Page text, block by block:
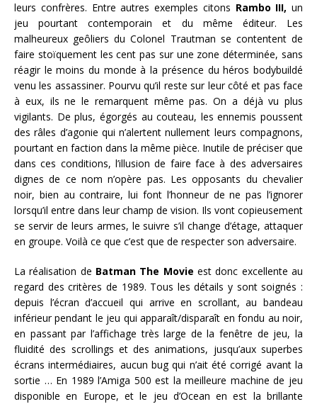
leurs confrères. Entre autres exemples citons Rambo III, un
jeu pourtant contemporain et du même éditeur. Les
malheureux geôliers du Colonel Trautman se contentent de
faire stoïquement les cent pas sur une zone déterminée, sans
réagir le moins du monde à la présence du héros bodybuildé
venu les assassiner. Pourvu qu’il reste sur leur côté et pas face
à eux, ils ne le remarquent même pas. On a déjà vu plus
vigilants. De plus, égorgés au couteau, les ennemis poussent
des râles d’agonie qui n’alertent nullement leurs compagnons,
pourtant en faction dans la même pièce. Inutile de préciser que
dans ces conditions, l’illusion de faire face à des adversaires
dignes de ce nom n’opère pas. Les opposants du chevalier
noir, bien au contraire, lui font l’honneur de ne pas l’ignorer
lorsqu’il entre dans leur champ de vision. Ils vont copieusement
se servir de leurs armes, le suivre s’il change d’étage, attaquer
en groupe. Voilà ce que c’est que de respecter son adversaire.
La réalisation de Batman The Movie est donc excellente au
regard des critères de 1989. Tous les détails y sont soignés :
depuis l’écran d’accueil qui arrive en scrollant, au bandeau
inférieur pendant le jeu qui apparaît/disparaît en fondu au noir,
en passant par l’affichage très large de la fenêtre de jeu, la
fluidité des scrollings et des animations, jusqu’aux superbes
écrans intermédiaires, aucun bug qui n’ait été corrigé avant la
sortie … En 1989 l’Amiga 500 est la meilleure machine de jeu
disponible en Europe, et le jeu d’Ocean en est la brillante